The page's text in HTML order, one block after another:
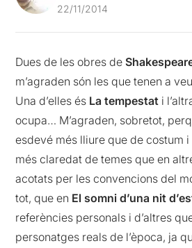
22/11/2014
Dues de les obres de
m’agraden són les que tenen a
Una d’elles és La tempestat i
ocupa… M’agraden, sobretot,
esdevé més lliure que de costum
més claredat de temes que en
acotats per les convencions del
tot, que en El somni d’una nit
referències personals i d’altres
personatges reals de l’època, ja